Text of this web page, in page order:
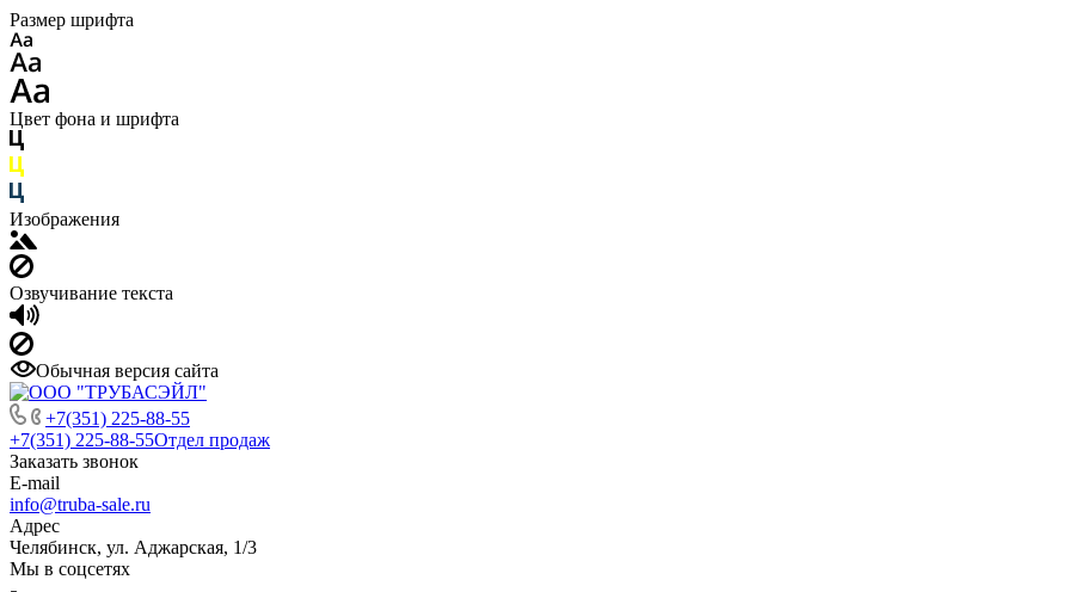
Размер шрифта
Цвет фона и шрифта
Изображения
Озвучивание текста
Обычная версия сайта
+7(351) 225-88-55
+7(351) 225-88-55Отдел продаж
Заказать звонок
E-mail
info@truba-sale.ru
Адрес
Челябинск, ул. Аджарская, 1/3
Мы в соцсетях